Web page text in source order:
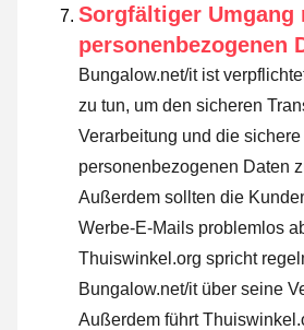
Sorgfältiger Umgang
personenbezogenen
Bungalow.net/it ist
zu tun, um den sicheren
Verarbeitung und die
personenbezogenen Daten
Außerdem sollten die
Werbe-E-Mails problemlos
Thuiswinkel.org spricht
Bungalow.net/it über seine
Außerdem führt